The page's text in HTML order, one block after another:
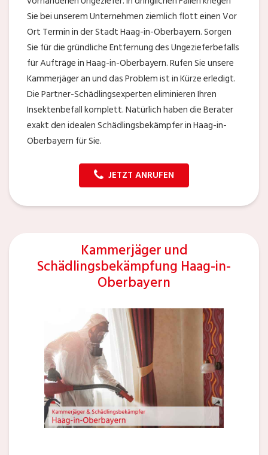
Sie bei unserem Unternehmen ziemlich flott einen Vor
Ort Termin in der Stadt Haag-in-Oberbayern. Sorgen
Sie für die gründliche Entfernung des Ungezieferbefalls
für Aufträge in Haag-in-Oberbayern. Rufen Sie unsere
Kammerjäger an und das Problem ist in Kürze erledigt.
Die Partner-Schädlingsexperten eliminieren Ihren
Insektenbefall komplett. Natürlich haben die Berater
exakt den idealen Schädlingsbekämpfer in Haag-in-
Oberbayern für Sie.
JETZT ANRUFEN
Kammerjäger und
Schädlingsbekämpfung Haag-in-
Oberbayern